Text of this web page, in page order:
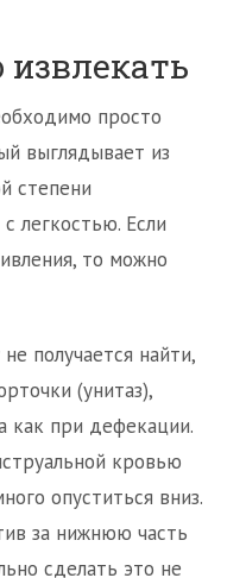
просто
выглядывает из
степени
легкостью. Если
то можно
получается найти,
(унитаз),
как при дефекации.
кровью
опуститься вниз.
за нижнюю часть
сделать это не